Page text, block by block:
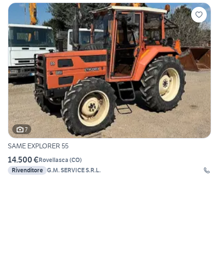
7
SAME EXPLORER 55
14.500 €Rovellasca (CO)
Rivenditore G.M. SERVICE S.R.L.